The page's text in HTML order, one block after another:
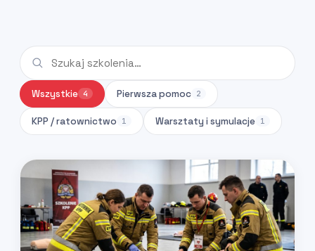
Wszystkie 4 Pierwsza pomoc 2
KPP / ratownictwo 1 Warsztaty i symulacje 1